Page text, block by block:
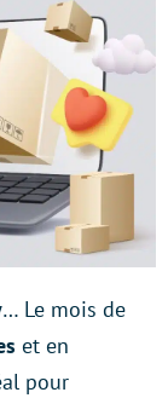
… Le mois de
et en
pour